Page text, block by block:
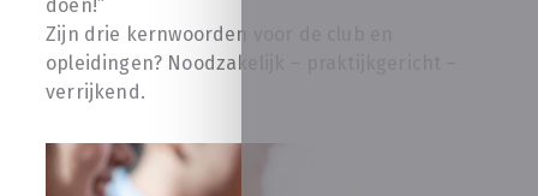
doen!”
Zijn drie kernwoorden voor de club en
opleidingen? Noodzakelijk – praktijkgericht –
verrijkend.